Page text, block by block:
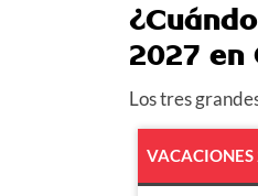
2027 en
Los tres